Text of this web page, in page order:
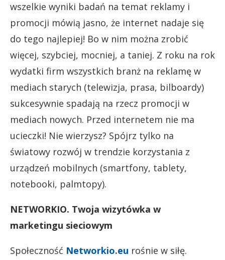
wszelkie wyniki badań na temat reklamy i
promocji mówią jasno, że internet nadaje się
do tego najlepiej! Bo w nim można zrobić
więcej, szybciej, mocniej, a taniej. Z roku na rok
wydatki firm wszystkich branż na reklamę w
mediach starych (telewizja, prasa, bilboardy)
sukcesywnie spadają na rzecz promocji w
mediach nowych. Przed internetem nie ma
ucieczki! Nie wierzysz? Spójrz tylko na
światowy rozwój w trendzie korzystania z
urządzeń mobilnych (smartfony, tablety,
notebooki, palmtopy).
NETWORKIO. Twoja wizytówka w
marketingu sieciowym
Społeczność Networkio.eu rośnie w siłę.